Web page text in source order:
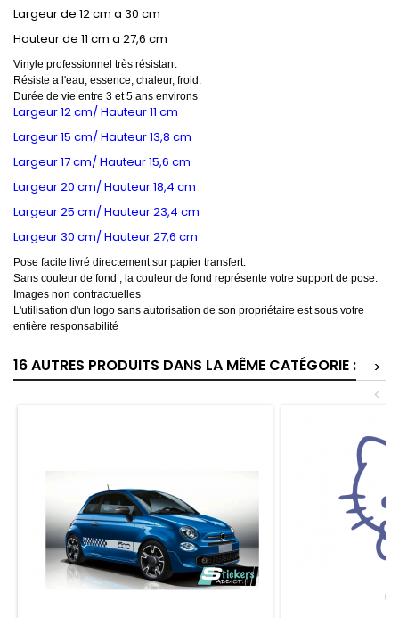
Largeur de 12 cm a 30 cm
Hauteur de 11 cm a 27,6 cm
Vinyle professionnel très résistant
Résiste a l'eau, essence, chaleur, froid.
Durée de vie entre 3 et 5 ans environs
Largeur 12 cm/ Hauteur 11 cm
Largeur 15 cm/ Hauteur 13,8 cm
Largeur 17 cm/ Hauteur 15,6 cm
Largeur 20 cm/ Hauteur 18,4 cm
Largeur 25 cm/ Hauteur 23,4 cm
Largeur 30 cm/ Hauteur 27,6 cm
Pose facile livré directement sur papier transfert.
Sans couleur de fond , la couleur de fond représente votre support de pose.
Images non contractuelles
L'utilisation d'un logo sans autorisation de son propriétaire est sous votre
entière responsabilité
16 AUTRES PRODUITS DANS LA MÊME CATÉGORIE :
>
<